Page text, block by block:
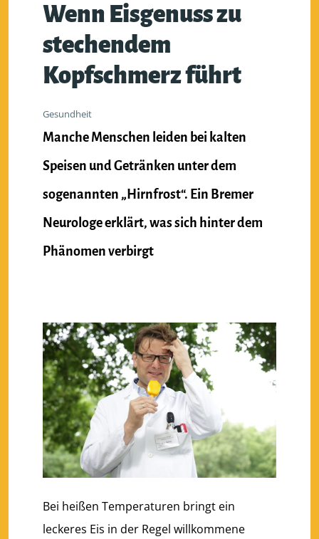
Wenn Eisgenuss zu
stechendem
Kopfschmerz führt
Gesundheit
Manche Menschen leiden bei kalten
Speisen und Getränken unter dem
sogenannten „Hirnfrost“. Ein Bremer
Neurologe erklärt, was sich hinter dem
Phänomen verbirgt
Bei heißen Temperaturen bringt ein
leckeres Eis in der Regel willkommene